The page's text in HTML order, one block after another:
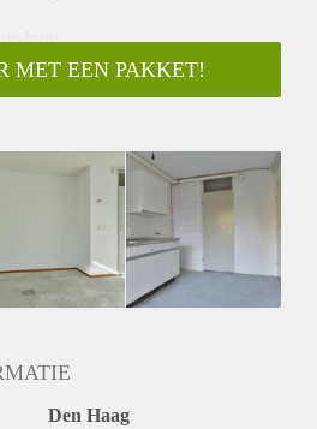
huur
Ja
MET EEN PAKKET!
Den Haag